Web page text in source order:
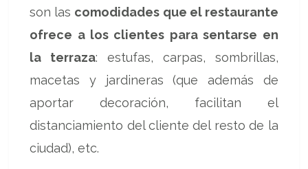
son las comodidades que el restaurante
ofrece a los clientes para sentarse en
la terraza: estufas, carpas, sombrillas,
macetas y jardineras (que además de
aportar decoración, facilitan el
distanciamiento del cliente del resto de la
ciudad), etc.